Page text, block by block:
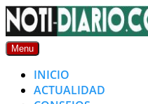
Skip
to
content
Menu
INICIO
ACTUALIDAD